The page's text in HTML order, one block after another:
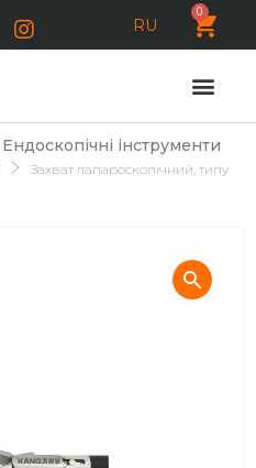
RU
0
Ендоскопічні інструменти
Захват лапароскопічний, типу